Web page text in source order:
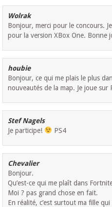
Wolrak
Bonjour, merci pour le concours.
pour la version XBox One. Bonne
houbie
Bonjour, ce qui me plais le plus
nouveautés de la map. Je joue sur
Stef Nagels
Je participe! PS4
Chevalier
Bonjour.
Qu’est-ce qui me plaît dans
Moi ? pas grand chose en fait.
En réalité, c’est surtout ma fille